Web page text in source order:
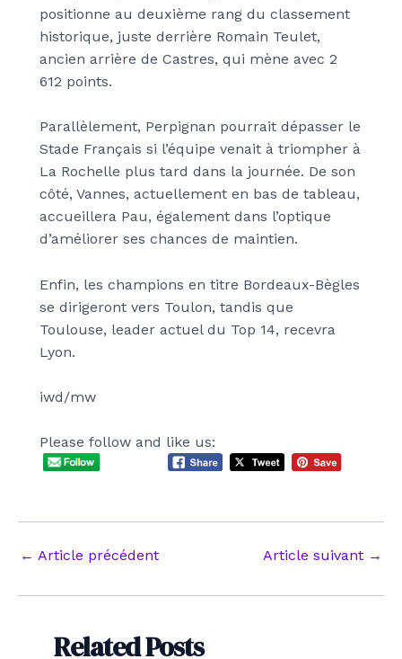
positionne au deuxième rang du classement
historique, juste derrière Romain Teulet,
ancien arrière de Castres, qui mène avec 2
612 points.
Parallèlement, Perpignan pourrait dépasser le
Stade Français si l’équipe venait à triompher à
La Rochelle plus tard dans la journée. De son
côté, Vannes, actuellement en bas de tableau,
accueillera Pau, également dans l’optique
d’améliorer ses chances de maintien.
Enfin, les champions en titre Bordeaux-Bègles
se dirigeront vers Toulon, tandis que
Toulouse, leader actuel du Top 14, recevra
Lyon.
iwd/mw
Please follow and like us:
Navigation
articles
← Article précédent Article suivant →
Related Posts